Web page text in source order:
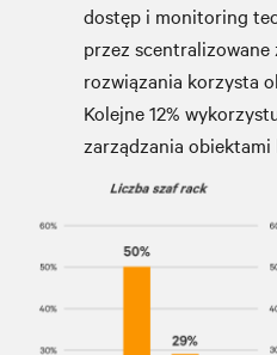
dostęp i monitoring
przez scentralizowane
rozwiązania korzysta
Kolejne 12%
zarządzania